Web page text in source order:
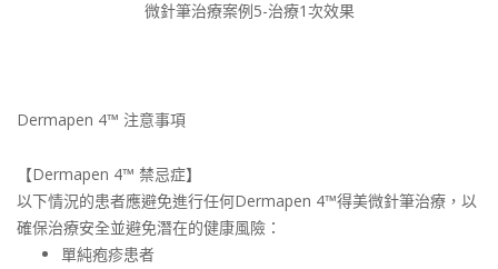
微針筆治療案例5-治療1次效果
Dermapen 4™ 注意事項
【Dermapen 4™ 禁忌症】
以下情況的患者應避免進行任何Dermapen 4™得美微針筆治療，以
確保治療安全並避免潛在的健康風險：
單純疱疹患者